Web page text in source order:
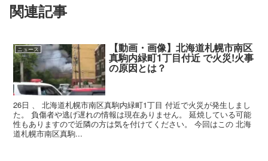
関連記事
ニュース 【動画・画像】北海道札幌市南区
真駒内緑町1丁目付近 で火災!火事
の原因とは？
26日 、 北海道札幌市南区真駒内緑町1丁目 付近で火災が発生しまし
た。 負傷者や逃げ遅れの情報は現在ありません。 延焼している可能
性もありますので近隣の方は気を付けてください。 今回はこの 北海
道札幌市南区真駒...